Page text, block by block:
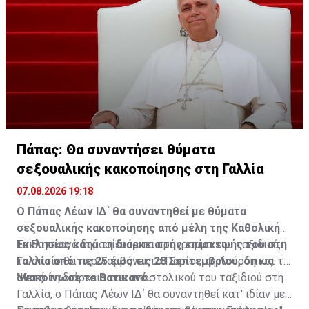
ομοσπονδιακής πρωτεύουσας, τα κυβερνητικά κτίρια
και τα εθνικά μνημεία. Πρόσφατα, άλλο δικαστήριο
αποφάνθηκε ότι ο πρόεδρος παρανόμως πρόσθεσε το
όνομά του στο Κέντρο Τεχνών Κένεντι και τον διέταξε
Πάπας: Θα συναντήσει θύματα
σεξουαλικής κακοποίησης στη Γαλλία
07.08.2026 19:18
Ο Πάπας Λέων ΙΔ΄ θα συναντηθεί με θύματα
σεξουαλικής κακοποίησης από μέλη της Καθολικής
Εκκλησίας κατά τη διάρκεια της επίσκεψής του στη
Γαλλία από τις 25 έως τις 28 Σεπτεμβρίου, όπως
ανακοίνωσε το Βατικανό.
Το Βατικανό δημοσίευσε το πρόγραμμα του ταξιδιού,
το οποίο θα περιλαμβάνει το Παρίσι, τη Λούρδη και το
Μετς.
"Κατά τη διάρκεια του αποστολικού του ταξιδιού στη
Γαλλία, ο Πάπας Λέων ΙΔ΄ θα συναντηθεί κατ' ιδίαν με